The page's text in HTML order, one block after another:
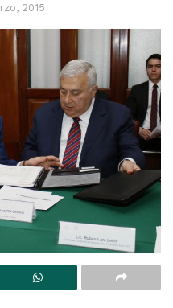
2015